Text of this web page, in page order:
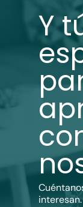
Y
interesan.